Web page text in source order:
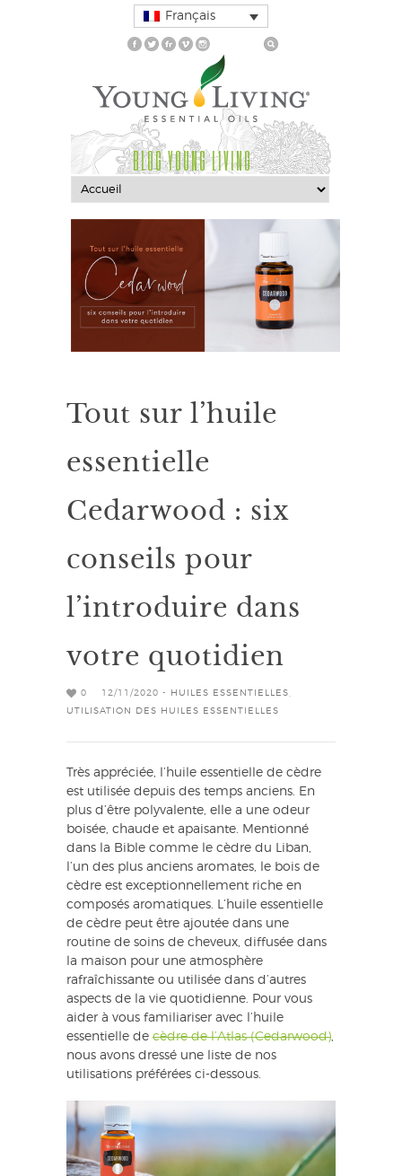
Français
BLOG YOUNG LIVING
Tout sur l’huile
essentielle
Cedarwood : six
conseils pour
l’introduire dans
votre quotidien
0 12/11/2020 - HUILES ESSENTIELLES
UTILISATION DES HUILES ESSENTIELLES
Très appréciée, l’huile essentielle de cèdre
est utilisée depuis des temps anciens. En
plus d’être polyvalente, elle a une odeur
boisée, chaude et apaisante. Mentionné
dans la Bible comme le cèdre du Liban,
l’un des plus anciens aromates, le bois de
cèdre est exceptionnellement riche en
composés aromatiques. L’huile essentielle
de cèdre peut être ajoutée dans une
routine de soins de cheveux, diffusée dans
la maison pour une atmosphère
rafraîchissante ou utilisée dans d’autres
aspects de la vie quotidienne. Pour vous
aider à vous familiariser avec l’huile
essentielle de cèdre de l’Atlas (Cedarwood)
nous avons dressé une liste de nos
utilisations préférées ci-dessous.